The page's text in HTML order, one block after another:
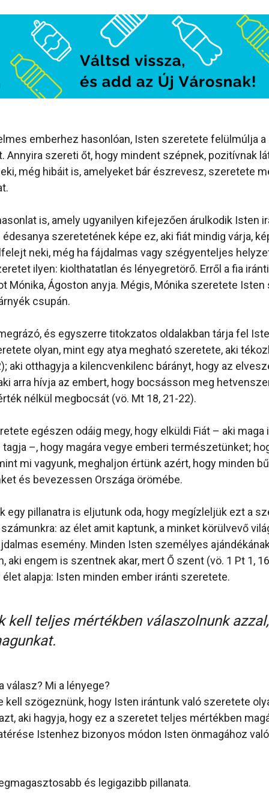
emberhez hasonlóan, Isten szeretete felülmúlja
Annyira szereti őt, hogy mindent szépnek, pozitívnak
még hibáit is, amelyeket bár észrevesz, szeretete
is, amely ugyanilyen kifejezően árulkodik Isten
szeretetének képe ez, aki fiát mindig várja,
neki, még ha fájdalmas vagy szégyenteljes
ilyen: kiolthatatlan és lényegretörő. Erről a fia
Mónika, Ágoston anyja. Mégis, Mónika szeretete
csupán.
és egyszerre titokzatos oldalakban tárja fel
olyan, mint egy atya megható szeretete, aki
aki otthagyja a kilencvenkilenc bárányt, hogy az
arra hívja az embert, hogy bocsásson meg
nélkül megbocsát (vö. Mt 18, 21-22).
egészen odáig megy, hogy elküldi Fiát – aki maga
–, hogy magára vegye emberi természetünket;
mi vagyunk, meghaljon értünk azért, hogy minden
és bevezessen Országa örömébe.
egy pillanatra is eljutunk oda, hogy megízleljük ezt a
az élet amit kaptunk, a minket körülvevő
esemény. Minden Isten személyes
aki engem is szentnek akar, mert Ő szent (vö. 1 Pt 1,
alapja: Isten minden ember iránti szeretete.
kell teljes mértékben válaszolnunk
válasz? Mi a lényege?
kell szögeznünk, hogy Isten irántunk való szeretete
aki hagyja, hogy ez a szeretet teljes mértékben
Istenhez bizonyos módon Isten önmagához
és legigazibb pillanata.